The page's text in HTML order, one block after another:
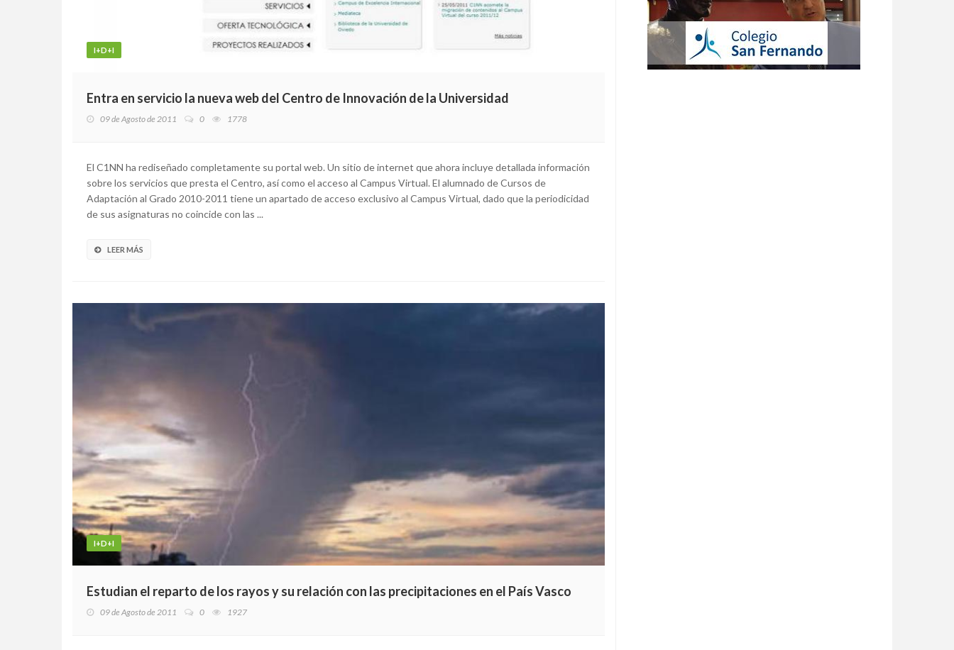
I+D+I
Entra en servicio la nueva web del Centro de Innovación de la Universidad
09 de Agosto de 2011 0 1778
El C1NN ha rediseñado completamente su portal web. Un sitio de internet que ahora incluye detallada información
sobre los servicios que presta el Centro, así como el acceso al Campus Virtual. El alumnado de Cursos de
Adaptación al Grado 2010-2011 tiene un apartado de acceso exclusivo al Campus Virtual, dado que la periodicidad
de sus asignaturas no coincide con las ...
LEER MÁS
I+D+I
Estudian el reparto de los rayos y su relación con las precipitaciones en el País Vasco
09 de Agosto de 2011 0 1927